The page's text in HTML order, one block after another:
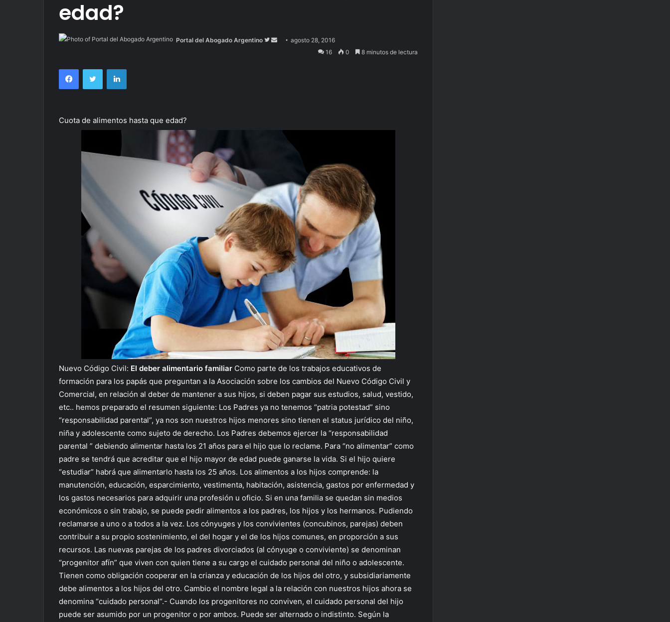
edad?
Portal del Abogado Argentino
Follow
Sendagosto 28, 2016
16
0 8 minutos de lectura
FacebookTwitter LinkedIn
Cuota de alimentos hasta que edad?
Nuevo Código Civil: El deber alimentario familiar Como parte de los trabajos educativos de
formación para los papás que preguntan a la Asociación sobre los cambios del Nuevo Código Civil y
Comercial, en relación al deber de mantener a sus hijos, si deben pagar sus estudios, salud, vestido,
etc.. hemos preparado el resumen siguiente: Los Padres ya no tenemos “patria potestad” sino
“responsabilidad parental”, ya nos son nuestros hijos menores sino tienen el status jurídico del niño,
niña y adolescente como sujeto de derecho. Los Padres debemos ejercer la “responsabilidad
parental ” debiendo alimentar hasta los 21 años para el hijo que lo reclame. Para “no alimentar” como
padre se tendrá que acreditar que el hijo mayor de edad puede ganarse la vida. Si el hijo quiere
“estudiar” habrá que alimentarlo hasta los 25 años. Los alimentos a los hijos comprende: la
manutención, educación, esparcimiento, vestimenta, habitación, asistencia, gastos por enfermedad y
los gastos necesarios para adquirir una profesión u oficio. Si en una familia se quedan sin medios
económicos o sin trabajo, se puede pedir alimentos a los padres, los hijos y los hermanos. Pudiendo
reclamarse a uno o a todos a la vez. Los cónyuges y los convivientes (concubinos, parejas) deben
contribuir a su propio sostenimiento, el del hogar y el de los hijos comunes, en proporción a sus
recursos. Las nuevas parejas de los padres divorciados (al cónyuge o conviviente) se denominan
“progenitor afín” que viven con quien tiene a su cargo el cuidado personal del niño o adolescente.
Tienen como obligación cooperar en la crianza y educación de los hijos del otro, y subsidiariamente
debe alimentos a los hijos del otro. Cambio el nombre legal a la relación con nuestros hijos ahora se
denomina “cuidado personal“.- Cuando los progenitores no conviven, el cuidado personal del hijo
puede ser asumido por un progenitor o por ambos. Puede ser alternado o indistinto. Según la